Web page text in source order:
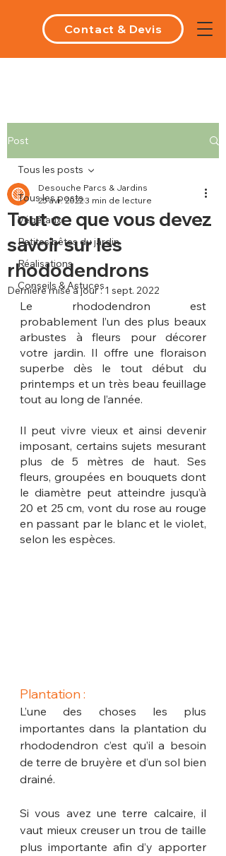
Contact & Devis
Post
Tous les posts
Végétaux
Petites bêtes du jardin
Réalisations
Conseils & Astuces
Tous les posts
Tout ce que vous devez
savoir sur les
rhododendrons
Desouche Parcs & Jardins
25 avr. 20223 min de lecture
Dernière mise à jour :1 sept. 2022
Le rhododendron est
probablement l’un des plus beaux
arbustes à fleurs pour décorer
votre jardin. Il offre une floraison
superbe dès le tout début du
printemps et un très beau feuillage
tout au long de l’année.
Il peut vivre vieux et ainsi devenir
imposant, certains sujets mesurant
plus de 5 mètres de haut. Ses
fleurs, groupées en bouquets dont
le diamètre peut atteindre jusqu’à
20 et 25 cm, vont du rose au rouge
en passant par le blanc et le violet,
selon les espèces.
Plantation :
L’une des choses les plus
importantes dans la plantation du
rhododendron c’est qu’il a besoin
de terre de bruyère et d’un sol bien
drainé.
Si vous avez une terre calcaire, il
vaut mieux creuser un trou de taille
plus importante afin d’y apporter